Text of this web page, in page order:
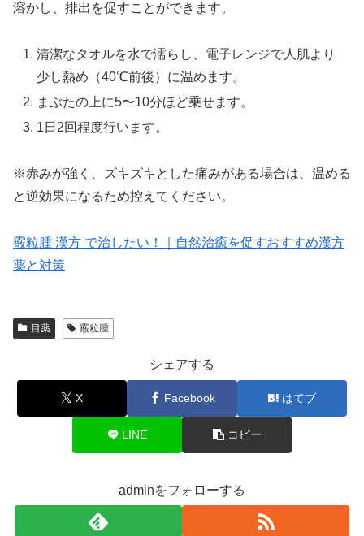
溶かし、排出を促すことができます。
清潔なタオルを水で濡らし、電子レンジで人肌より
少し熱め（40℃前後）に温めます。
まぶたの上に5〜10分ほど乗せます。
1日2回程度行います。
※赤みが強く、ズキズキとした痛みがある場合は、温める
と逆効果になるため控えてください。
霰粒腫 漢方 で治したい！｜自然治癒を促すおすすめ漢方
薬と対策
目薬 霰粒腫
シェアする
X Facebook はてブ
LINE コピー
adminをフォローする